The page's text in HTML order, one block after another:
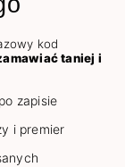
kod
taniej i
zapisie
i premier